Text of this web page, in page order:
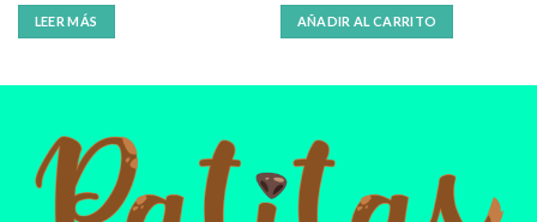
LEER MÁS AÑADIR AL CARRITO